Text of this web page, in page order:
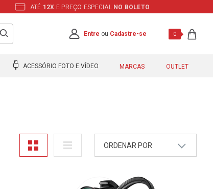
ATÉ 12X E PREÇO ESPECIAL NO BOLETO
Entre ou Cadastre-se 0
ACESSÓRIO FOTO E VÍDEO MARCAS OUTLET
ORDENAR POR
Z - A